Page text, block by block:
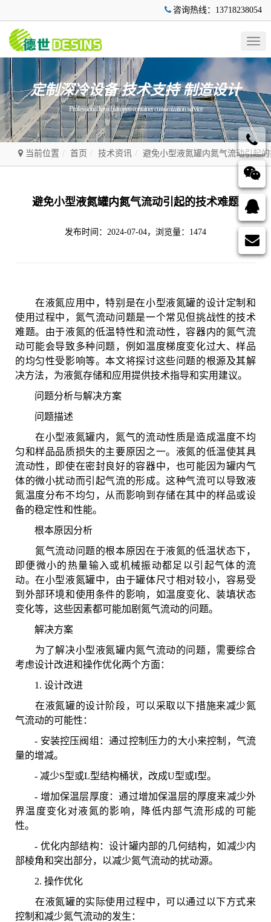
咨询热线：13718238054
定制深冷设备 技术支持 制造设计
Professional liquid nitrogen container customization service
当前位置 首页 技术资讯 避免小型液氮罐内氮气流动引起
避免小型液氮罐内氮气流动引起的技术难题
发布时间：2024-07-04，浏览量：1474
在液氮应用中，特别是在小型液氮罐的设计定制和
使用过程中，氮气流动问题是一个常见但挑战性的技术
难题。由于液氮的低温特性和流动性，容器内的氮气流
动可能会导致多种问题，例如温度梯度变化过大、样品
的均匀性受影响等。本文将探讨这些问题的根源及其解
决方法，为液氮存储和应用提供技术指导和实用建议。
问题分析与解决方案
问题描述
在小型液氮罐内，氮气的流动性质是造成温度不均
匀和样品品质损失的主要原因之一。液氮的低温使其具
流动性，即使在密封良好的容器中，也可能因为罐内气
体的微小扰动而引起气流的形成。这种气流可以导致液
氮温度分布不均匀，从而影响到存储在其中的样品或设
备的稳定性和性能。
根本原因分析
氮气流动问题的根本原因在于液氮的低温状态下，
即便微小的热量输入或机械振动都足以引起气体的流
动。在小型液氮罐中，由于罐体尺寸相对较小，容易受
到外部环境和使用条件的影响，如温度变化、装填状态
变化等，这些因素都可能加剧氮气流动的问题。
解决方案
为了解决小型液氮罐内氮气流动的问题，需要综合
考虑设计改进和操作优化两个方面：
1. 设计改进
在液氮罐的设计阶段，可以采取以下措施来减少氮
气流动的可能性：
- 安装控压阀组：通过控制压力的大小来控制，气流
量的增减。
- 减少S型或L型结构桶状，改成U型或I型。
- 增加保温层厚度：通过增加保温层的厚度来减少外
界温度变化对液氮的影响，降低内部气流形成的可能
性。
- 优化内部结构：设计罐内部的几何结构，如减少内
部棱角和突出部分，以减少氮气流动的扰动源。
2. 操作优化
在液氮罐的实际使用过程中，可以通过以下方式来
控制和减少氮气流动的发生：